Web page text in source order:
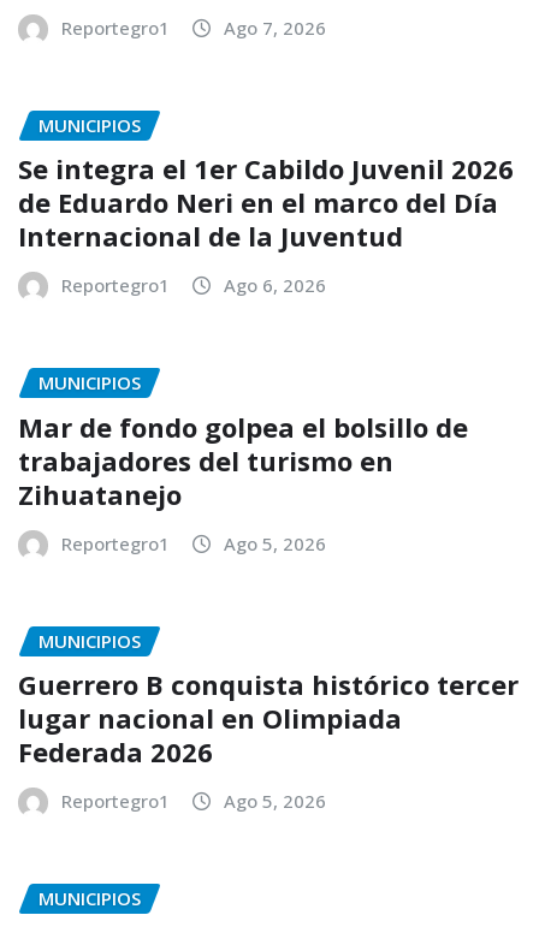
Reportegro1 Ago 7, 2026
MUNICIPIOS
Se integra el 1er Cabildo Juvenil 2026
de Eduardo Neri en el marco del Día
Internacional de la Juventud
Reportegro1 Ago 6, 2026
MUNICIPIOS
Mar de fondo golpea el bolsillo de
trabajadores del turismo en
Zihuatanejo
Reportegro1 Ago 5, 2026
MUNICIPIOS
Guerrero B conquista histórico tercer
lugar nacional en Olimpiada
Federada 2026
Reportegro1 Ago 5, 2026
MUNICIPIOS